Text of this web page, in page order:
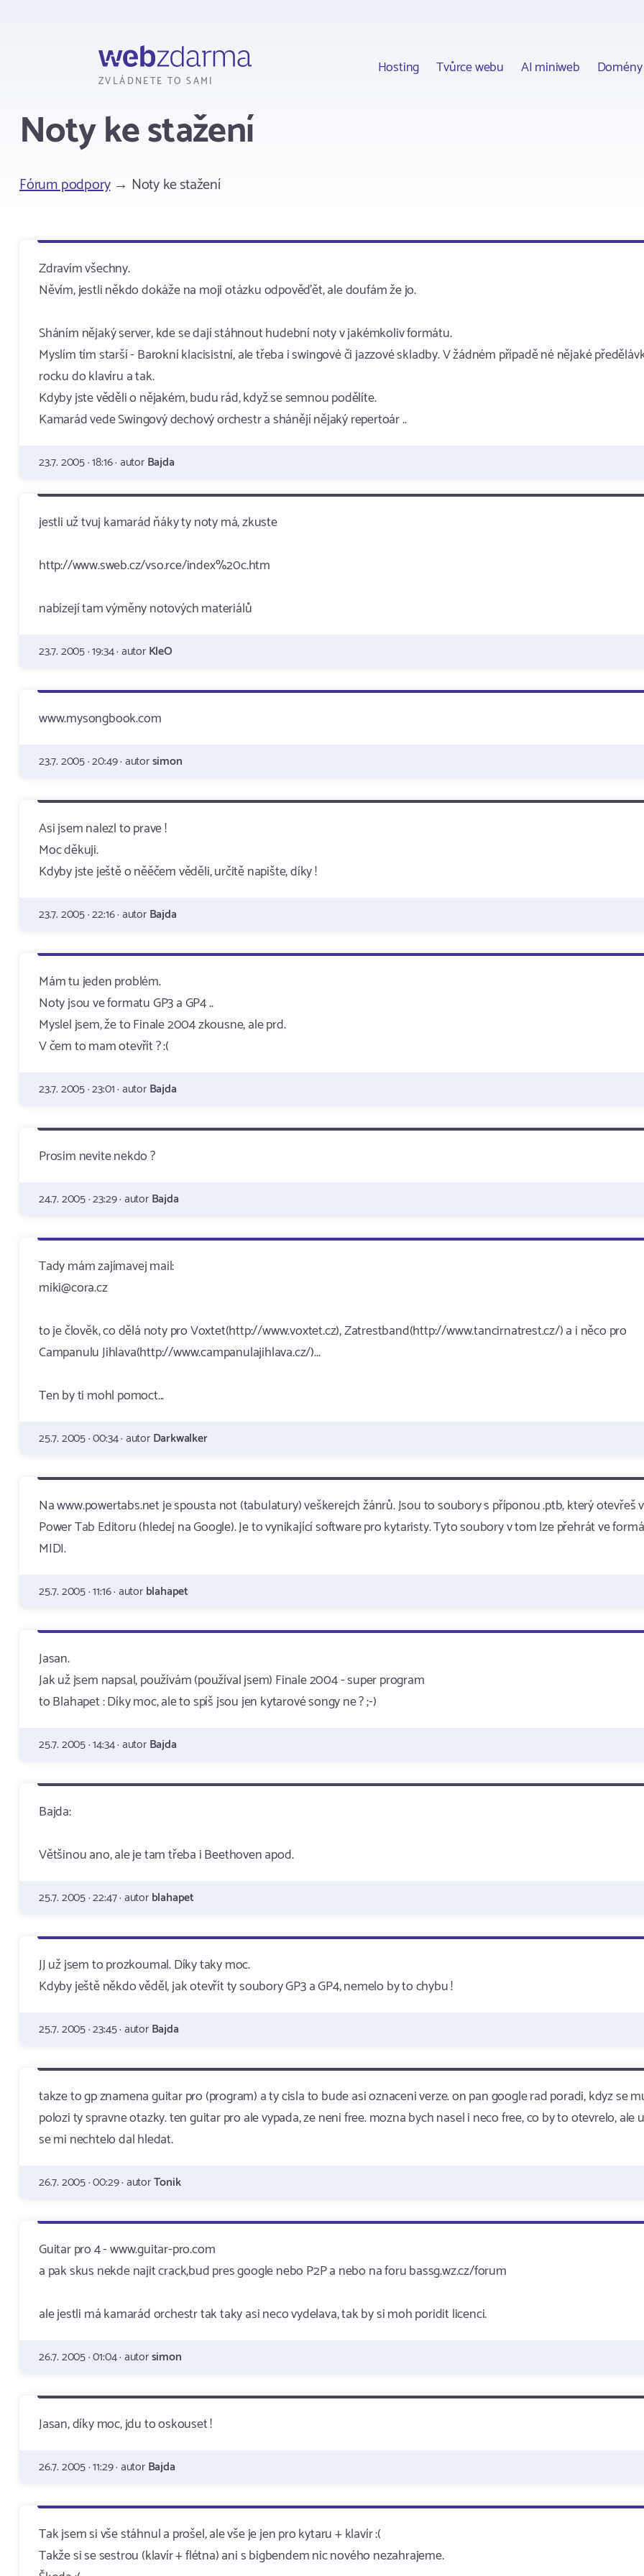
ZVLÁDNETE TO SAMI
Hosting Tvůrce webu AI miniweb Domény
Noty ke stažení
Fórum podpory→ Noty ke stažení
Zdravím všechny.
Něvím, jestli někdo dokáže na moji otázku odpověďět, ale doufám že jo.
Sháním nějaký server, kde se dají stáhnout hudební noty v jakémkoliv formátu.
Myslím tím starší - Barokní klacisistní, ale třeba i swingové či jazzové skladby. V žádném případě né nějaké
rocku do klavíru a tak.
Kdyby jste věděli o nějakém, budu rád, když se semnou podělíte.
Kamarád vede Swingový dechový orchestr a shánějí nějaký repertoár ..
23.7. 2005 · 18:16 · autorBajda
jestli už tvuj kamarád ňáky ty noty má, zkuste
http://www.sweb.cz/vso.rce/index%20c.htm
nabízejí tam výměny notových materiálů
23.7. 2005 · 19:34 · autorKleO
www.mysongbook.com
23.7. 2005 · 20:49 · autorsimon
Asi jsem nalezl to prave !
Moc děkuji.
Kdyby jste ještě o něěčem věděli, určitě napište, díky !
23.7. 2005 · 22:16 · autorBajda
Mám tu jeden problém.
Noty jsou ve formatu GP3 a GP4 ..
Myslel jsem, že to Finale 2004 zkousne, ale prd.
V čem to mam otevřít ? :(
23.7. 2005 · 23:01 · autorBajda
Prosim nevite nekdo ?
24.7. 2005 · 23:29 · autorBajda
Tady mám zajímavej mail:
miki@cora.cz
to je člověk, co dělá noty pro Voxtet(http://www.voxtet.cz), Zatrestband(http://www.tancirnatrest.cz/) a i něco pro
Campanulu Jihlava(http://www.campanulajihlava.cz/)...
Ten by ti mohl pomoct...
25.7. 2005 · 00:34 · autorDarkwalker
Na www.powertabs.net je spousta not (tabulatury) veškerejch žánrů. Jsou to soubory s příponou .ptb, který otevřeš v
Power Tab Editoru (hledej na Google). Je to vynikající software pro kytaristy. Tyto soubory v tom lze přehrát ve
MIDI.
25.7. 2005 · 11:16 · autorblahapet
Jasan.
Jak už jsem napsal, používám (používal jsem) Finale 2004 - super program
to Blahapet : Díky moc, ale to spíš jsou jen kytarové songy ne ? ;-)
25.7. 2005 · 14:34 · autorBajda
Bajda:
Většinou ano, ale je tam třeba i Beethoven apod.
25.7. 2005 · 22:47 · autorblahapet
JJ už jsem to prozkoumal. Díky taky moc.
Kdyby ještě někdo věděl, jak otevřít ty soubory GP3 a GP4, nemelo by to chybu !
25.7. 2005 · 23:45 · autorBajda
takze to gp znamena guitar pro (program) a ty cisla to bude asi oznaceni verze. on pan google rad poradi, kdyz se
polozi ty spravne otazky. ten guitar pro ale vypada, ze neni free. mozna bych nasel i neco free, co by to otevrelo, ale
se mi nechtelo dal hledat.
26.7. 2005 · 00:29 · autorTonik
Guitar pro 4 - www.guitar-pro.com
a pak skus nekde najit crack,bud pres google nebo P2P a nebo na foru bassg.wz.cz/forum
ale jestli má kamarád orchestr tak taky asi neco vydelava, tak by si moh poridit licenci.
26.7. 2005 · 01:04 · autorsimon
Jasan, díky moc, jdu to oskouset !
26.7. 2005 · 11:29 · autorBajda
Tak jsem si vše stáhnul a prošel, ale vše je jen pro kytaru + klavír :(
Takže si se sestrou (klavír + flétna) ani s bigbendem nic nového nezahrajeme.